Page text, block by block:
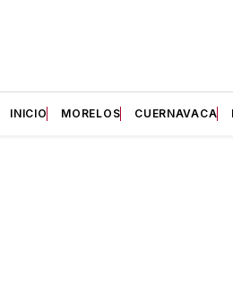
INICIO MORELOS CUERNAVACA